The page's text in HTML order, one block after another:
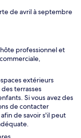
de avril à septembre
professionnel et
extérieurs
terrasses
Si vous avez des
de contacter
de savoir s'il peut